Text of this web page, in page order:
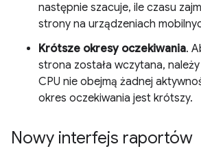
następnie szacuje, ile czasu
strony na urządzeniach
Krótsze okresy oczekiwania.
strona została wczytana,
CPU nie obejmą żadnej
okres oczekiwania jest krótszy.
Nowy interfejs raportów